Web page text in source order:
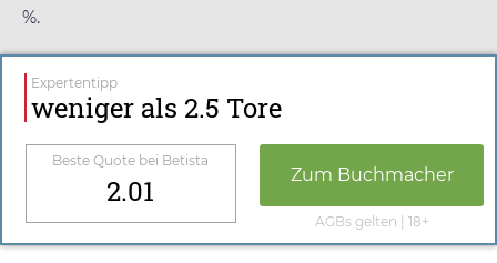
%.
Expertentipp
weniger als 2.5 Tore
Beste Quote bei Betista
2.01 Zum Buchmacher
AGBs gelten | 18+